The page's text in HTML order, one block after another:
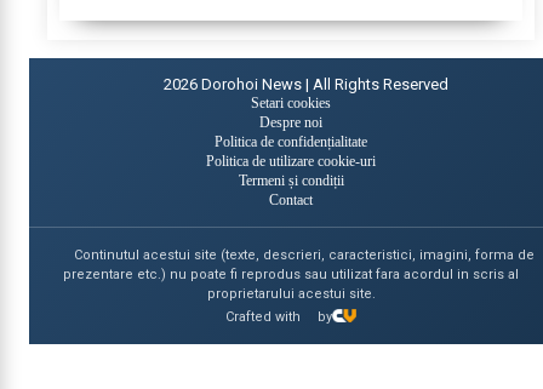
2026 Dorohoi News | All Rights Reserved
Setari cookies
Despre noi
Politica de confidențialitate
Politica de utilizare cookie-uri
Termeni și condiții
Contact
Continutul acestui site (texte, descrieri, caracteristici, imagini, forma de
prezentare etc.) nu poate fi reprodus sau utilizat fara acordul in scris al
proprietarului acestui site.
Crafted with
by